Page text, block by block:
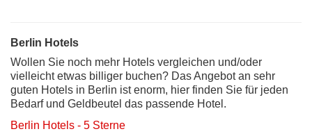
Berlin Hotels
Wollen Sie noch mehr Hotels vergleichen und/oder
vielleicht etwas billiger buchen? Das Angebot an sehr
guten Hotels in Berlin ist enorm, hier finden Sie für jeden
Bedarf und Geldbeutel das passende Hotel.
Berlin Hotels - 5 Sterne